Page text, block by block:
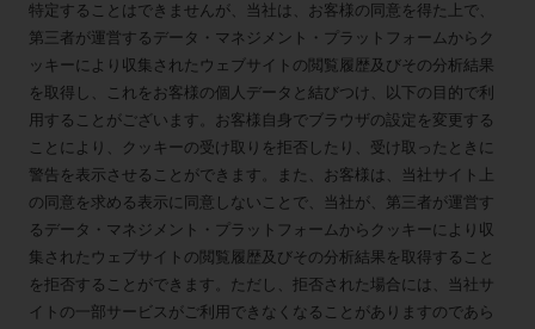
特定することはできませんが、当社は、お客様の同意を得た上で、
第三者が運営するデータ・マネジメント・プラットフォームからク
ッキーにより収集されたウェブサイトの閲覧履歴及びその分析結果
を取得し、これをお客様の個人データと結びつけ、以下の目的で利
用することがございます。お客様自身でブラウザの設定を変更する
ことにより、クッキーの受け取りを拒否したり、受け取ったときに
警告を表示させることができます。また、お客様は、当社サイト上
の同意を求める表示に同意しないことで、当社が、第三者が運営す
るデータ・マネジメント・プラットフォームからクッキーにより収
集されたウェブサイトの閲覧履歴及びその分析結果を取得すること
を拒否することができます。ただし、拒否された場合には、当社サ
イトの一部サービスがご利用できなくなることがありますのであら